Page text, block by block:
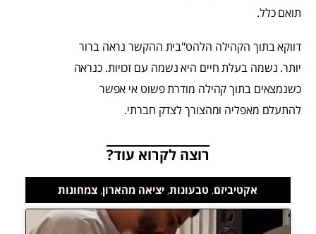
תואם כלל.
דווקא בתוך הקהילה הלהט"בית ההקשר נראה ברור
יותר. נשמה בעלת חיים היא נשמה עם זכויות. כנראה
כשנמצאים בתוך קהילה מודרת פשוט אי אפשר
להתעלם מאפליה ומהצורך לצדק חברתי.
רוצה לקרוא עוד?
אקטיביזם, טבעונות,יציאה מהארון,צמחונות